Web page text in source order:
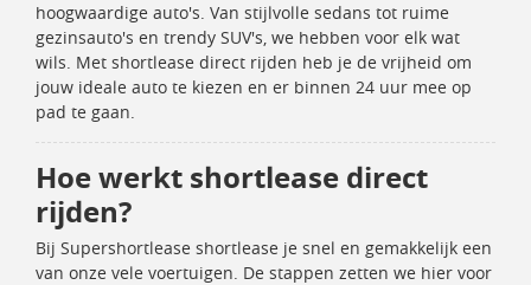
hoogwaardige auto's. Van stijlvolle sedans tot ruime
gezinsauto's en trendy SUV's, we hebben voor elk wat
wils. Met shortlease direct rijden heb je de vrijheid om
jouw ideale auto te kiezen en er binnen 24 uur mee op
pad te gaan.
Hoe werkt shortlease direct
rijden?
Bij Supershortlease shortlease je snel en gemakkelijk een
van onze vele voertuigen. De stappen zetten we hier voor